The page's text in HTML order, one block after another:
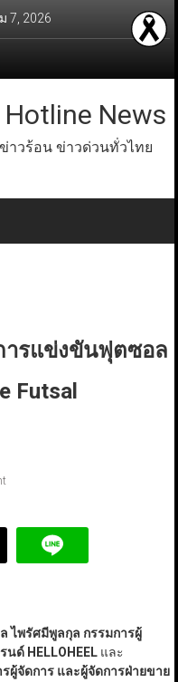
7, 2026
Hotline News
าวร้อน ข่าวด่วนทั่วไทย
ารแข่งขันฟุตซอล
Futsal
ไพรัศมีพูลกุล กรรมการผู้
นด์ HELLOHEELและ
จัดการ และผู้จัดการฝ่ายขาย